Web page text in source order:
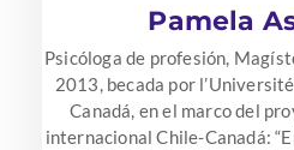
Pamela
Psicóloga de profesión,
2013, becada por
Canadá, en el marco del
internacional Chile-Canadá: